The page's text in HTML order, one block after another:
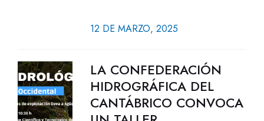
12 DE MARZO, 2025
LA CONFEDERACIÓN
HIDROGRÁFICA DEL
CANTÁBRICO CONVOCA